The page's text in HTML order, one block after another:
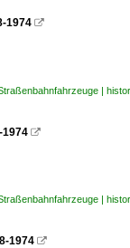
1974 
|
1974 
|
1974 